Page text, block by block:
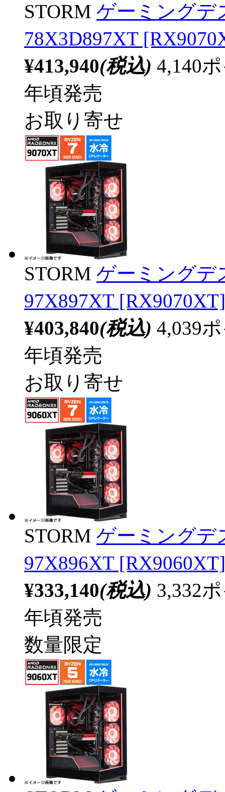
STORM ゲーミングデ
78X3D897XT
¥413,940(税込) 4,140
年頃発売
お取り寄せ
STORM ゲーミングデ
97X897XT
¥403,840(税込) 4,039
年頃発売
お取り寄せ
STORM ゲーミングデ
97X896XT
¥333,140(税込) 3,332
年頃発売
数量限定